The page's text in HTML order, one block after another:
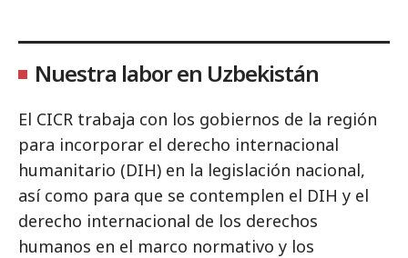
Nuestra labor en Uzbekistán
El CICR trabaja con los gobiernos de la región
para incorporar el derecho internacional
humanitario (DIH) en la legislación nacional,
así como para que se contemplen el DIH y el
derecho internacional de los derechos
humanos en el marco normativo y los